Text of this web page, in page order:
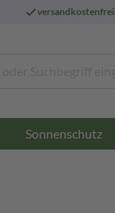
versandkostenfrei
Sonnenschutz